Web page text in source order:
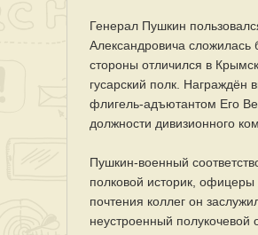
Генерал Пушкин
Александровича
стороны отличился в
гусарский полк.
флигель-адъютантом Его
должности дивизионного
Пушкин-военный
полковой историк,
почтения коллег он
неустроенный